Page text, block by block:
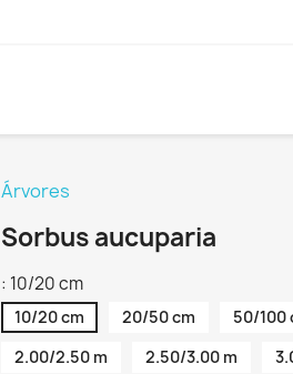
Árvores
Sorbus aucuparia
: 10/20 cm
10/20 cm 20/50 cm 50/100
2.00/2.50 m
2.50/3.00 m